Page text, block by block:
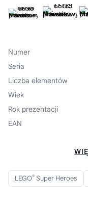
Numer
Seria
Liczba elementów
Wiek
Rok prezentacji
EAN
LEGO® Super Heroes